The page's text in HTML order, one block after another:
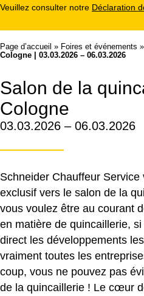
Veuillez consulter notre Déclaration
Page d’accueil » Foires et événements »
Cologne | 03.03.2026 – 06.03.2026
Salon de la
Cologne
03.03.2026 – 06.03.2026
Schneider Chauffeur
exclusif vers le salon de la
vous voulez être au courant
en matière de quincaillerie,
direct les développements
vraiment toutes les
coup, vous ne pouvez pas
de la quincaillerie ! Le cœur